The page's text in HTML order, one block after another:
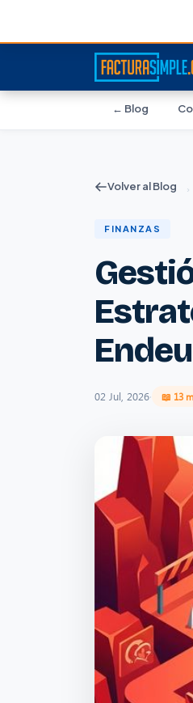
← Blog
Volver al Blog ›
FINANZAS
02 Jul, 2026· 📖 13